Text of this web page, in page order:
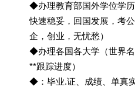
◆办理教育部国外学位学历
快速稳妥，回国发展，考
企，创业，无忧愁）
◆办理各国各大学（世界
**跟踪进度）
◆：毕业.证、成绩、单真